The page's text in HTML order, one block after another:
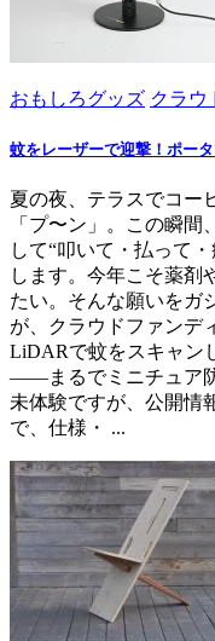
おもしろグッズ クラウ
蚊をレーザーで迎撃！ポー
夏の夜、テラスでコ
「プ〜ン」。この瞬
して“叩いて・払って
します。今年こそ薬剤
たい。そんな願いをガ
が、クラウドファンデ
LiDARで蚊をスキャン
――まるでミニチュア
未体験ですが、公開情
で、仕様・ ...